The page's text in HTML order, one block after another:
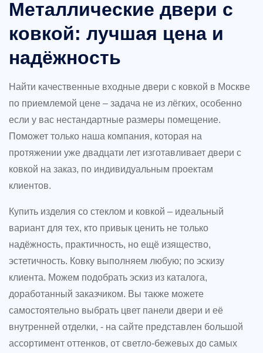
Металлические двери с
ковкой: лучшая цена и
надёжность
Найти качественные входные двери с ковкой в Москве
по приемлемой цене – задача не из лёгких, особенно
если у вас нестандартные размеры помещение.
Поможет только наша компания, которая на
протяжении уже двадцати лет изготавливает двери с
ковкой на заказ, по индивидуальным проектам
клиентов.
Купить изделия со стеклом и ковкой – идеальный
вариант для тех, кто привык ценить не только
надёжность, практичность, но ещё изящество,
эстетичность. Ковку выполняем любую; по эскизу
клиента. Можем подобрать эскиз из каталога,
доработанный заказчиком. Вы также можете
самостоятельно выбрать цвет панели двери и её
внутренней отделки, - на сайте представлен большой
ассортимент оттенков, от светло-бежевых до самых